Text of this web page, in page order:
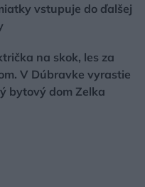
vstupuje do ďalšej
na skok, les za
V Dúbravke vyrastie
bytový dom Zelka